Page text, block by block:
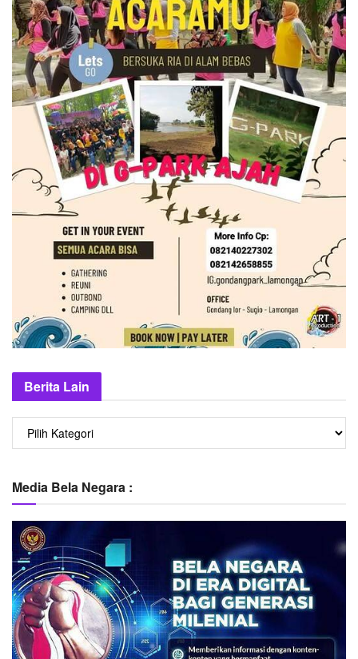
Berita Lain
Berita
Media Bela Negara :